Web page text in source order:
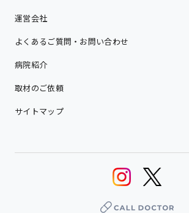
運営会社
よくあるご質問・お問い合わせ
病院紹介
取材のご依頼
サイトマップ